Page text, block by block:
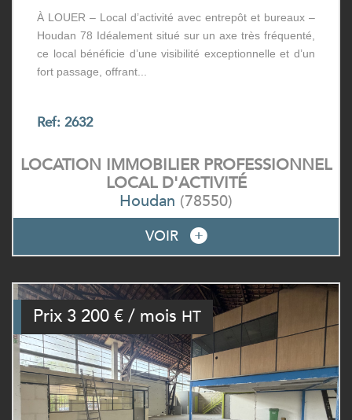
À LOUER – Local d’activité avec entrepôt et bureaux –
Houdan 78 Idéalement situé sur un axe très fréquenté,
ce local bénéficie d’une visibilité exceptionnelle et d’un
fort passage, offrant...
Ref: 2632
LOCATION IMMOBILIER PROFESSIONNEL
LOCAL D'ACTIVITÉ
Houdan (78550)
VOIR
Prix 3 200 € / mois HT